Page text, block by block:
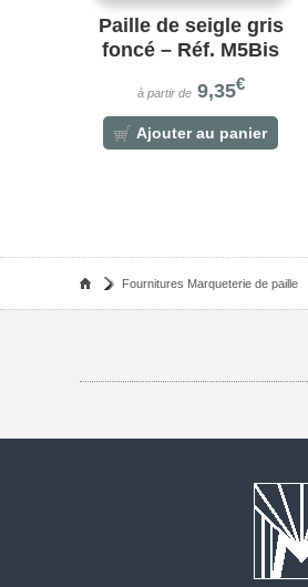
Paille de seigle gris
foncé – Réf. M5Bis
à partir de9,35€
Ajouter au panier
Fournitures Marqueterie de paille